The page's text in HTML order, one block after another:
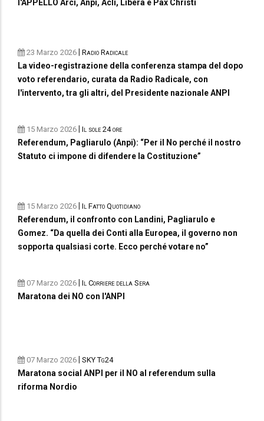
l'APPELLO Arci, Anpi, Acli, Libera e Pax Christi
23 Marzo 2026 Radio Radicale
La video-registrazione della conferenza stampa del dopo
voto referendario, curata da Radio Radicale, con
l'intervento, tra gli altri, del Presidente nazionale ANPI
15 Marzo 2026 Il sole 24 ore
Referendum, Pagliarulo (Anpi): “Per il No perché il nostro
Statuto ci impone di difendere la Costituzione”
15 Marzo 2026 Il Fatto Quotidiano
Referendum, il confronto con Landini, Pagliarulo e
Gomez. “Da quella dei Conti alla Europea, il governo non
sopporta qualsiasi corte. Ecco perché votare no”
07 Marzo 2026 Il Corriere della Sera
Maratona dei NO con l'ANPI
07 Marzo 2026 SKY Tg24
Maratona social ANPI per il NO al referendum sulla
riforma Nordio